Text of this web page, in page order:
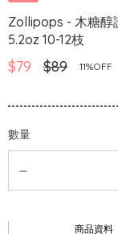
Zollipops - 木糖醇
5.2oz 10-12枝
$79 $89 11%OFF
數量
商品資料